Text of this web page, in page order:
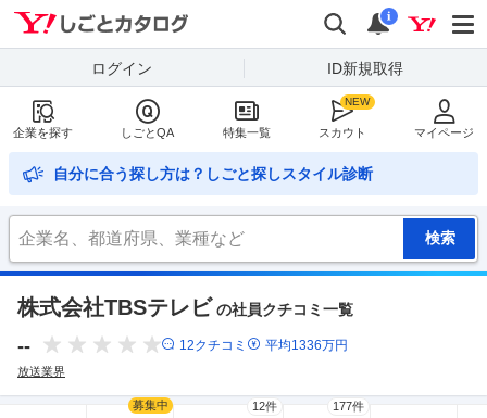
検索
通知
i
ログイン ID新規取得
企業を探す しごとQA 特集一覧 スカウト マイページ
自分に合う探し方は？しごと探しスタイル診断
株式会社TBSテレビ の社員クチコミ一覧
-- 12クチコミ 平均1336万円
放送業界
募集中 12件 177件